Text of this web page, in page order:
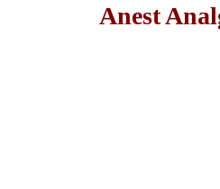
Anest